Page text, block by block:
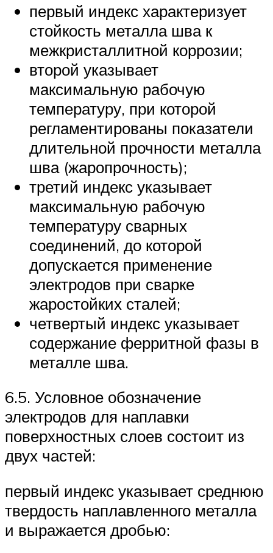
первый индекс характеризует
стойкость металла шва к
межкристаллитной коррозии;
второй указывает
максимальную рабочую
температуру, при которой
регламентированы показатели
длительной прочности металла
шва (жаропрочность);
третий индекс указывает
максимальную рабочую
температуру сварных
соединений, до которой
допускается применение
электродов при сварке
жаростойких сталей;
четвертый индекс указывает
содержание ферритной фазы в
металле шва.
6.5. Условное обозначение
электродов для наплавки
поверхностных слоев состоит из
двух частей:
первый индекс указывает среднюю
твердость наплавленного металла
и выражается дробью: